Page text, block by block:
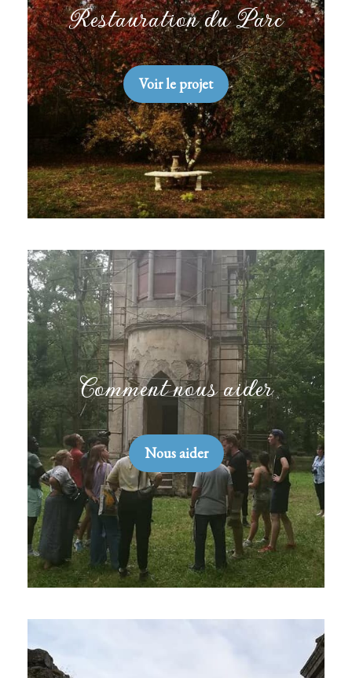
Restauration du Parc
Voir le projet
Comment nous aider
Nous aider